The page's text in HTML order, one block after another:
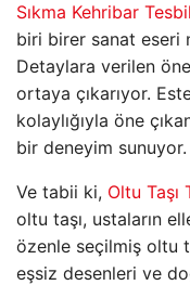
Sıkma Kehribar
biri birer sanat eseri
Detaylara verilen
ortaya çıkarıyor.
kolaylığıyla öne
bir deneyim sunuyor.
Ve tabii ki, Oltu Taşı
oltu taşı, ustaların
özenle seçilmiş oltu
eşsiz desenleri ve